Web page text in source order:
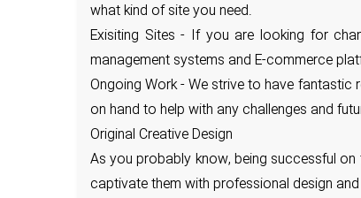
what kind of site you need.
Exisiting Sites - If you are looking for
management systems and E-commerce
Ongoing Work - We strive to have fantastic
on hand to help with any challenges and
Original Creative Design
As you probably know, being successful
captivate them with professional design